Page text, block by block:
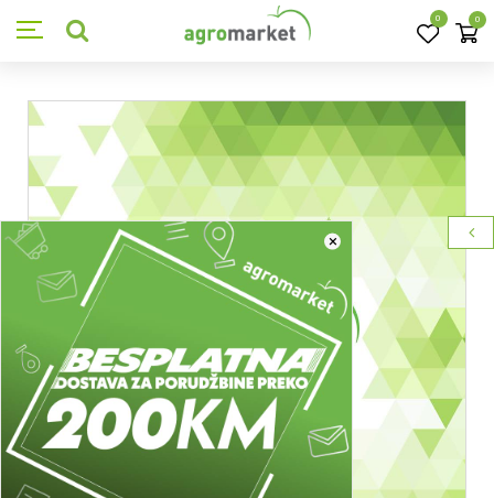
0 0
×